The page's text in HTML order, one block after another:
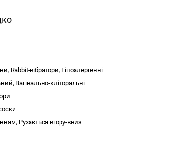
Rabbit-вібратори, Гіпоалергенні
Вагінально-кліторальні
Рухається вгору-вниз